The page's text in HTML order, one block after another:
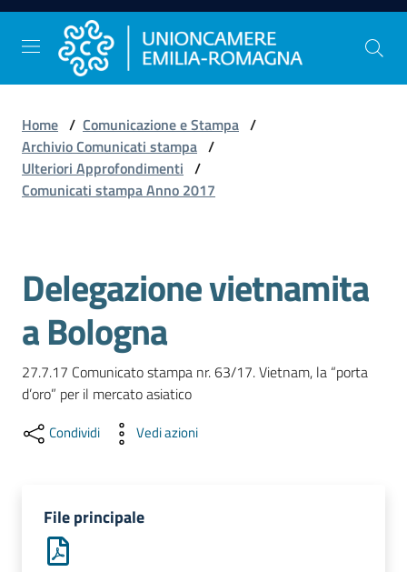
Vai al contenuto
Vai alla navigazione
Vai al footer
Comunicazione
e
Stampa
e
Statistica
Orientamento
al
lavoro
Innovazione
Home / Comunicazione e Stampa /
Archivio Comunicati stampa /
Ulteriori Approfondimenti /
Comunicati stampa Anno 2017
Delegazione vietnamita
a Bologna
27.7.17 Comunicato stampa nr. 63/17. Vietnam, la “porta
d’oro” per il mercato asiatico
Condividi Vedi azioni
File principale